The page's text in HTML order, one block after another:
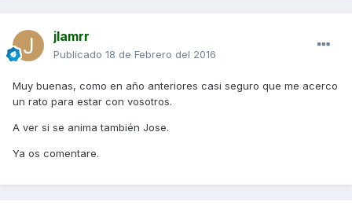
jlamrr
Publicado 18 de Febrero del 2016
Muy buenas, como en año anteriores casi seguro que me acerco
un rato para estar con vosotros.
A ver si se anima también Jose.
Ya os comentare.